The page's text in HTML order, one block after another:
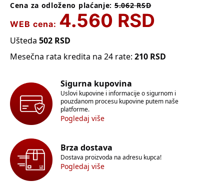
Cena za odloženo plaćanje: 5.062RSD
WEB cena: 4.560 RSD
Ušteda 502 RSD
Mesečna rata kredita na 24 rate: 210 RSD
Sigurna kupovina
Uslovi kupovine i informacije o sigurnom i
pouzdanom procesu kupovine putem naše
platforme.
Pogledaj više
Brza dostava
Dostava proizvoda na adresu kupca!
Pogledaj više